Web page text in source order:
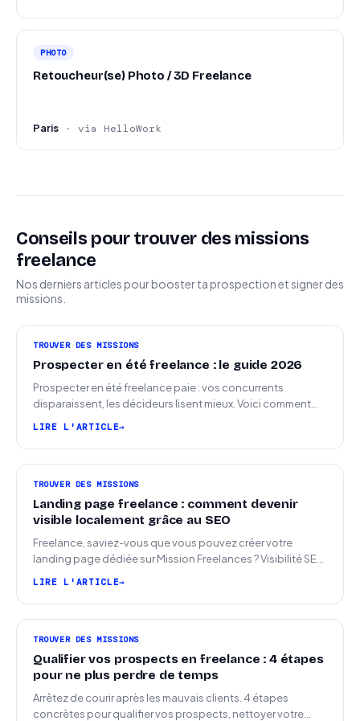
PHOTO
Retoucheur(se) Photo / 3D Freelance
Paris · via HelloWork
Conseils pour trouver des missions
freelance
Nos derniers articles pour booster ta prospection et signer des
missions.
TROUVER DES MISSIONS
Prospecter en été freelance : le guide 2026
Prospecter en été freelance paie : vos concurrents
disparaissent, les décideurs lisent mieux. Voici comment
LIRE L'ARTICLE
TROUVER DES MISSIONS
Landing page freelance : comment devenir
visible localement grâce au SEO
Freelance, saviez-vous que vous pouvez créer votre
landing page dédiée sur Mission Freelances ? Visibilité SEO
LIRE L'ARTICLE
TROUVER DES MISSIONS
Qualifier vos prospects en freelance : 4 étapes
pour ne plus perdre de temps
Arrêtez de courir après les mauvais clients. 4 étapes
concrètes pour qualifier vos prospects, nettoyer votre